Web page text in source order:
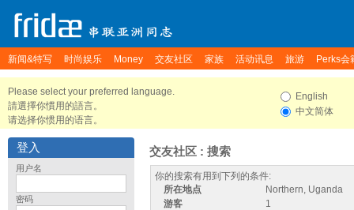
新闻&特写 时尚娱乐 Money 交友社区 家族 活动讯息 旅游 Perks会
Please select your preferred language.
請選擇你慣用的語言。
请选择你惯用的语言。
English
中文简体
登入
用户名
密码
交友社区 : 搜索
你的搜索有用到下列的条件:
所在地点
Northern, Uganda
游客
1